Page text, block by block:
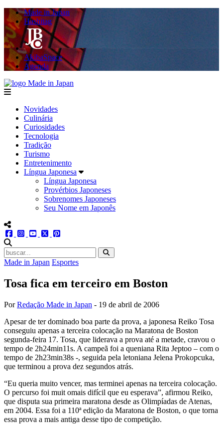
Made in Japan
Hashitag
AkibaSpace
Agenda
menu
Novidades
Culinária
Curiosidades
Tecnologia
Tradição
Turismo
Entretenimento
Língua Japonesa
Língua Japonesa
Provérbios Japoneses
Sobrenomes Japoneses
Seu Nome em Japonês
menu redes social
facebookinstagram
youtube
twitter
Made in Japan Esportes
Tosa fica em terceiro em Boston
PorRedação Made in Japan - 19 de abril de 2006
Apesar de ter dominado boa parte da prova, a japonesa Reiko Tosa
conseguiu apenas a terceira colocação na Maratona de Boston
segunda-feira 17. Tosa, que liderava a prova até a metade, cravou o
tempo de 2h24min11s. A campeã foi a queniana Rita Jeptoo – com o
tempo de 2h23min38s -, seguida pela letoniana Jelena Prokopcuka,
que terminou a prova dez segundos atrás.
“Eu queria muito vencer, mas terminei apenas na terceira colocação.
O percurso foi muit omais difícil que eu esperava”, afirmou Reiko,
que disputa sua primeira maratona desde as Olimpíadas de Atenas,
em 2004. Essa foi a 110ª edição da Maratona de Boston, o que torna
essa prova a mais antiga desse tipo de competição.